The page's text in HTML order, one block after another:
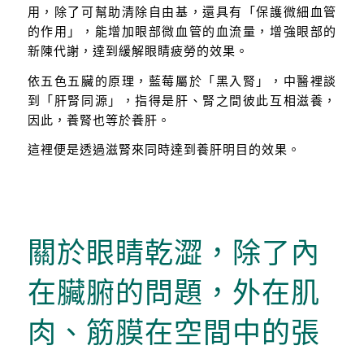
用，除了可幫助清除自由基，還具有「保護微細血管
的作用」，能增加眼部微血管的血流量，增強眼部的
新陳代謝，達到緩解眼睛疲勞的效果。
依五色五臟的原理，藍莓屬於「黑入腎」，中醫裡談
到「肝腎同源」，指得是肝、腎之間彼此互相滋養，
因此，養腎也等於養肝。
這裡便是透過滋腎來同時達到養肝明目的效果。
關於眼睛乾澀，除了內
在臟腑的問題，外在肌
肉、筋膜在空間中的張